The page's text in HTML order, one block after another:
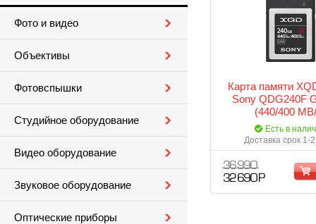
Фото и видео
Объективы
Фотовспышки
Студийное оборудование
Видео оборудование
Звуковое оборудование
Оптические приборы
Карта памяти
Sony QDG240F
(440/400
Есть в
Доставка срок 1-
36 990
32 690 Р